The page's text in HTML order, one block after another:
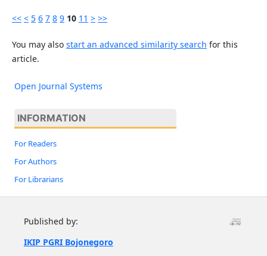
<< < 5 6 7 8 9 10 11 > >>
You may also start an advanced similarity search for this
article.
Open Journal Systems
INFORMATION
For Readers
For Authors
For Librarians
Published by:
IKIP PGRI Bojonegoro